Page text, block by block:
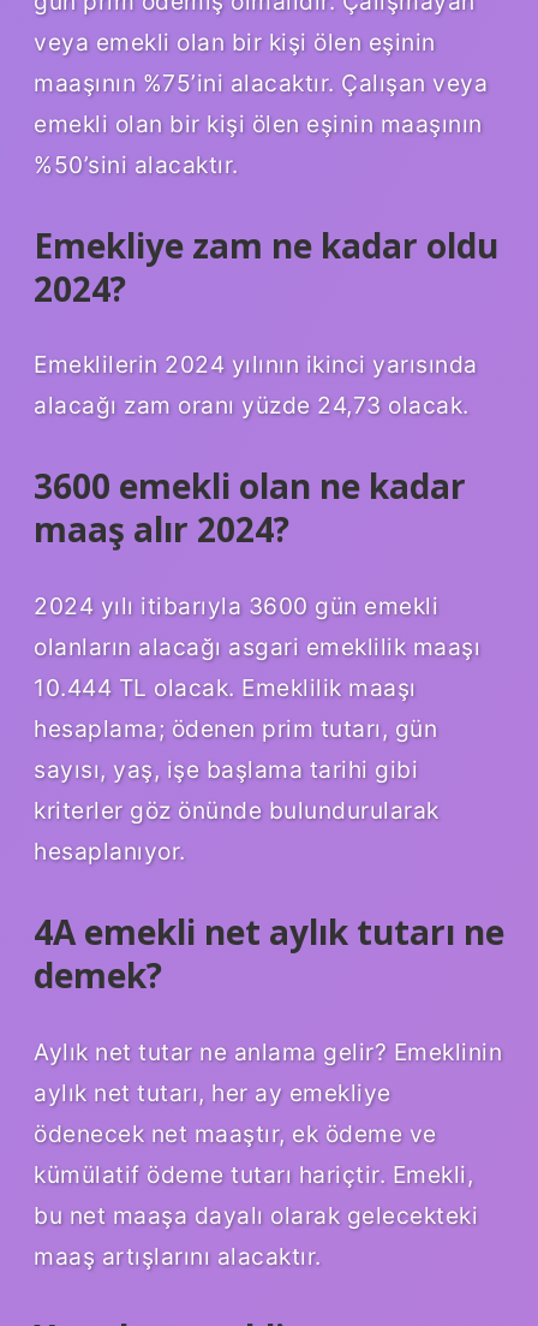
veya emekli olan bir kişi ölen eşinin
maaşının %75’ini alacaktır. Çalışan veya
emekli olan bir kişi ölen eşinin maaşının
%50’sini alacaktır.
Emekliye zam ne kadar oldu
2024?
Emeklilerin 2024 yılının ikinci yarısında
alacağı zam oranı yüzde 24,73 olacak.
3600 emekli olan ne kadar
maaş alır 2024?
2024 yılı itibarıyla 3600 gün emekli
olanların alacağı asgari emeklilik maaşı
10.444 TL olacak. Emeklilik maaşı
hesaplama; ödenen prim tutarı, gün
sayısı, yaş, işe başlama tarihi gibi
kriterler göz önünde bulundurularak
hesaplanıyor.
4A emekli net aylık tutarı ne
demek?
Aylık net tutar ne anlama gelir? Emeklinin
aylık net tutarı, her ay emekliye
ödenecek net maaştır, ek ödeme ve
kümülatif ödeme tutarı hariçtir. Emekli,
bu net maaşa dayalı olarak gelecekteki
maaş artışlarını alacaktır.